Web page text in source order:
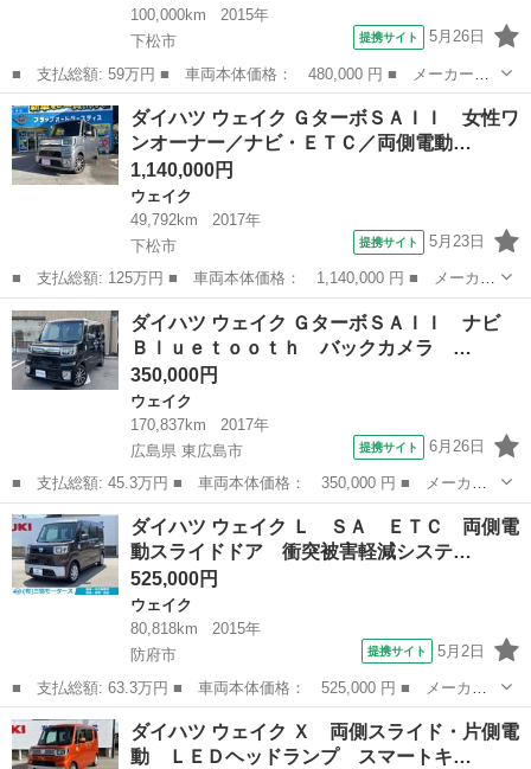
100,000km
2015年
下松市
提携サイト 5月26日
■ 支払総額: 59万円 ■ 車両本体価格： 480,000 円 ■ メーカー
名： ダイハツ ■ 車種名： ウェイク ■ グレード名： Ｘ 女性
ワンオーナー／左側電動スライドドア／ＥＴＣ／ナビ／ターボ／電動
ミラー ■ 排気...
山口 下松市 ウェイク
ダイハツ ウェイク ＧターボＳＡＩＩ 女性ワ
ンオーナー／ナビ・ＥＴＣ／両側電動…
1,140,000円
ウェイク
49,792km
2017年
下松市
提携サイト 5月23日
■ 支払総額: 125万円 ■ 車両本体価格： 1,140,000 円 ■ メーカー
名： ダイハツ ■ 車種名： ウェイク ■ グレード名： Ｇターボ
ＳＡＩＩ 女性ワンオーナー／ナビ・ＥＴＣ／両側電動スライド／バ
ックカメラ...
山口 下松市 ウェイク
ダイハツ ウェイク ＧターボＳＡＩＩ ナビ
Ｂｌｕｅｔｏｏｔｈ バックカメラ …
350,000円
ウェイク
170,837km
2017年
広島県 東広島市
提携サイト 6月26日
■ 支払総額: 45.3万円 ■ 車両本体価格： 350,000 円 ■ メーカー
名： ダイハツ ■ 車種名： ウェイク ■ グレード名： Ｇターボ
ＳＡＩＩ ナビ Ｂｌｕｅｔｏｏｔｈ バックカメラ ＥＴＣ 両側
パワースライ...
広島 東広島市 ウェイク
ダイハツ ウェイク Ｌ ＳＡ ＥＴＣ 両側電
動スライドドア 衝突被害軽減システ…
525,000円
ウェイク
80,818km
2015年
防府市
提携サイト 5月2日
■ 支払総額: 63.3万円 ■ 車両本体価格： 525,000 円 ■ メーカー
名： ダイハツ ■ 車種名： ウェイク ■ グレード名： Ｌ Ｓ
Ａ ＥＴＣ 両側電動スライドドア 衝突被害軽減システム ＬＥＤ
ヘッドランプ ...
山口 防府市 ウェイク
ダイハツ ウェイク Ｘ 両側スライド・片側電
動 ＬＥＤヘッドランプ スマートキ…